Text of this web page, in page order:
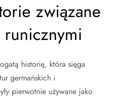
związane
runicznymi
historię, która sięga
germańskich i
pierwotnie używane jako